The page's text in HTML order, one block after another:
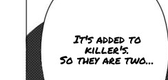
It's added to
killer's.
So they are two...